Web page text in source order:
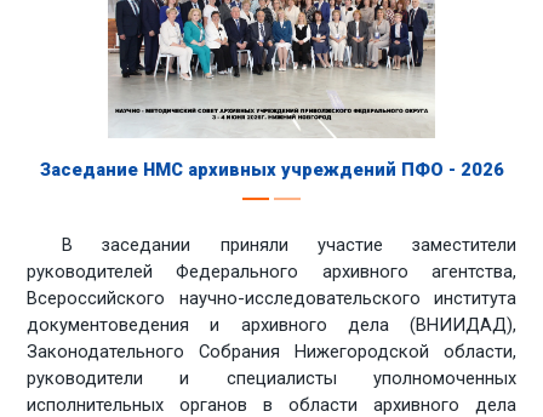
Заседание НМС архивных учреждений ПФО - 2026
В заседании приняли участие заместители
руководителей Федерального архивного агентства,
Всероссийского научно-исследовательского института
документоведения и архивного дела (ВНИИДАД),
Законодательного Собрания Нижегородской области,
руководители и специалисты уполномоченных
исполнительных органов в области архивного дела